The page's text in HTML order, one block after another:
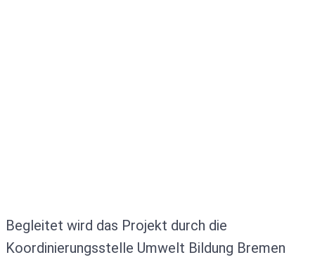
Begleitet wird das Projekt durch die
Koordinierungsstelle Umwelt Bildung Bremen